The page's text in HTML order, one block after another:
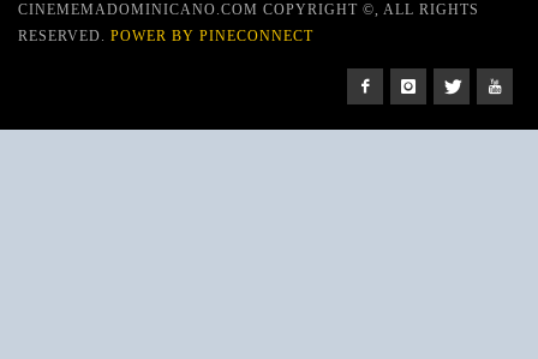
CINEMEMADOMINICANO.COM COPYRIGHT ©, ALL RIGHTS
RESERVED. POWER BY PINECONNECT